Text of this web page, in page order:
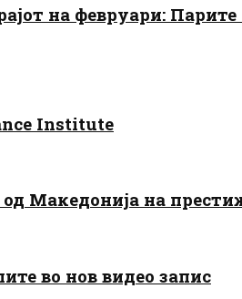
на февруари:
Institute
од Македонија на
во нов видео запис